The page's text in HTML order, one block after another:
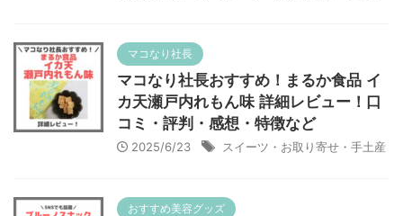
マコなり社長
マコなり社長おすすめ！まるか食品 イ
カ天瀬戸内れもん味 詳細レビュー！口
コミ・評判・感想・特徴など
2025/6/23 スイーツ・お取り寄せ・手土産
おすすめ美容グッズ